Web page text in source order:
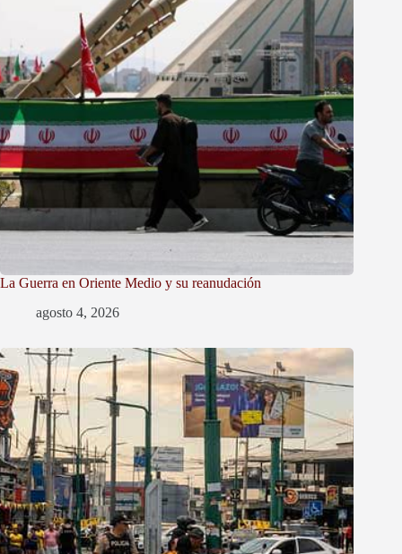
La Guerra en Oriente Medio y su reanudación
agosto 4, 2026